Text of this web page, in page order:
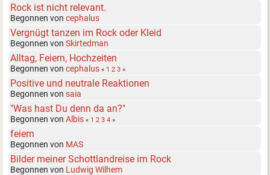
Rock ist nicht relevant.
Begonnen voncephalus
Vergnügt tanzen im Rock oder Kleid
Begonnen vonSkirtedman
Alltag, Feiern, Hochzeiten
Begonnen voncephalus « 1 2 3 »
Positive und neutrale Reaktionen
Begonnen vonsaia
"Was hast Du denn da an?"
Begonnen vonAlbis « 1 2 3 4 »
feiern
Begonnen von MAS
Bilder meiner Schottlandreise im Rock
Begonnen von Ludwig Wilhem